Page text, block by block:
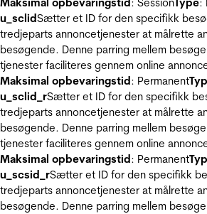
u_sclidSætter et ID for den specifikk
tredjeparts annoncetjenester at målrette
besøgende. Denne parring mellem
tjenester faciliteres gennem online
Maksimal opbevaringstid: Permanent
u_sclid_rSætter et ID for den specifikk
tredjeparts annoncetjenester at målrette
besøgende. Denne parring mellem
tjenester faciliteres gennem online
Maksimal opbevaringstid: Permanent
u_scsid_rSætter et ID for den specifikk
tredjeparts annoncetjenester at målrette
besøgende. Denne parring mellem